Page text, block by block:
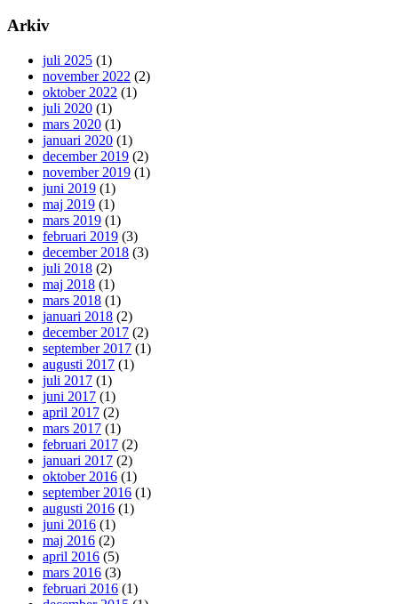
Arkiv
juli 2025 (1)
november 2022 (2)
oktober 2022 (1)
juli 2020 (1)
mars 2020 (1)
januari 2020 (1)
december 2019 (2)
november 2019 (1)
juni 2019 (1)
maj 2019 (1)
mars 2019 (1)
februari 2019 (3)
december 2018 (3)
juli 2018 (2)
maj 2018 (1)
mars 2018 (1)
januari 2018 (2)
december 2017 (2)
september 2017 (1)
augusti 2017 (1)
juli 2017 (1)
juni 2017 (1)
april 2017 (2)
mars 2017 (1)
februari 2017 (2)
januari 2017 (2)
oktober 2016 (1)
september 2016 (1)
augusti 2016 (1)
juni 2016 (1)
maj 2016 (2)
april 2016 (5)
mars 2016 (3)
februari 2016 (1)